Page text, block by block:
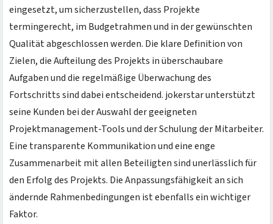
eingesetzt, um sicherzustellen, dass Projekte
termingerecht, im Budgetrahmen und in der gewünschten
Qualität abgeschlossen werden. Die klare Definition von
Zielen, die Aufteilung des Projekts in überschaubare
Aufgaben und die regelmäßige Überwachung des
Fortschritts sind dabei entscheidend. jokerstar unterstützt
seine Kunden bei der Auswahl der geeigneten
Projektmanagement-Tools und der Schulung der Mitarbeiter.
Eine transparente Kommunikation und eine enge
Zusammenarbeit mit allen Beteiligten sind unerlässlich für
den Erfolg des Projekts. Die Anpassungsfähigkeit an sich
ändernde Rahmenbedingungen ist ebenfalls ein wichtiger
Faktor.